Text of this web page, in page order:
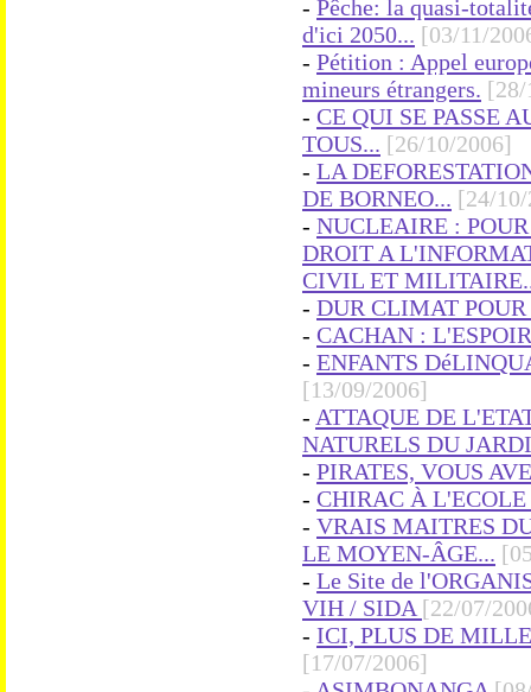
- Pêche: la quasi-
d'ici 2050... [03/11/
- Pétition : Appel
mineurs étrangers. [28/
- CE QUI SE PASSE
TOUS... [26/10/2006]
- LA
DE BORNEO... [24/
- NUCLEAIRE :
DROIT A
CIVIL ET
- DUR CLIMAT POUR
- CACHAN :
- ENFANTS
[13/09/2006]
- ATTAQUE DE
NATURELS DU
- PIRATES, VOUS
- CHIRAC À
- VRAIS MAITRES
LE MOYEN-ÂGE...
- Le Site de
VIH / SIDA [22/07/
- ICI, PLUS DE
[17/07/2006]